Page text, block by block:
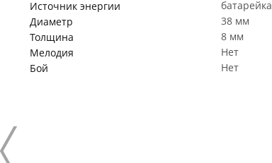
Источник энергии
батарейка
Диаметр
38 мм
Толщина
8 мм
Мелодия
Нет
Бой
Нет